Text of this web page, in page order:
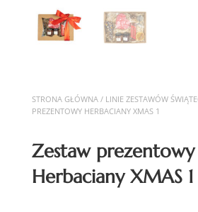
STRONA GŁÓWNA/ LINIE ZESTAWÓW
PREZENTOWY HERBACIANY XMAS 1
Zestaw prezentowy
Herbaciany XMAS 1